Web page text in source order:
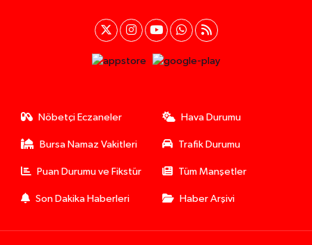
Nöbetçi Eczaneler Hava Durumu
Bursa Namaz Vakitleri Trafik Durumu
Puan Durumu ve Fikstür Tüm Manşetler
Son Dakika Haberleri Haber Arşivi